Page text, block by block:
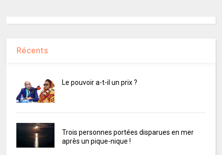
Récents
Le pouvoir a-t-il un prix ?
Trois personnes portées disparues en mer
après un pique-nique !